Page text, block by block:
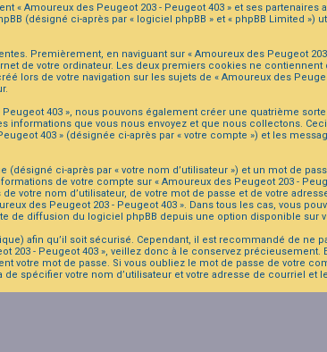
Amoureux des Peugeot 203 - Peugeot 403 » et ses partenaires
(désigné ci-après par « logiciel phpBB » et « phpBB Limited
Premièrement, en naviguant sur « Amoureux des Peugeot
de votre ordinateur. Les deux premiers cookies ne
lors de votre navigation sur les sujets de « Amoureux des
Peugeot 403 », nous pouvons également créer une quatrième
informations que vous nous envoyez et que nous collectons.
403 » (désignée ci-après par « votre compte ») et les
ci-après par « votre nom d’utilisateur ») et un mot de
de votre compte sur « Amoureux des Peugeot 203 -
votre nom d’utilisateur, de votre mot de passe et de votre
des Peugeot 203 - Peugeot 403 ». Dans tous les cas, vous
de diffusion du logiciel phpBB depuis une option disponible sur
afin qu’il soit sécurisé. Cependant, il est recommandé de
203 - Peugeot 403 », veillez donc à le conservez
votre mot de passe. Si vous oubliez le mot de passe de votre
spécifier votre nom d’utilisateur et votre adresse de courriel